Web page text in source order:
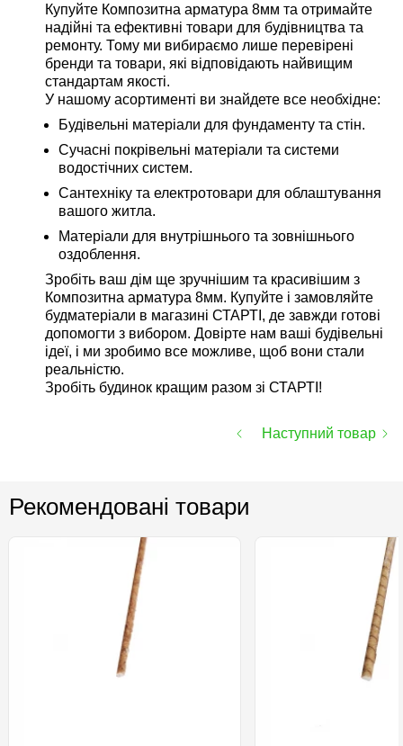
Купуйте Композитна арматура 8мм та отримайте
надійні та ефективні товари для будівництва та
ремонту. Тому ми вибираємо лише перевірені
бренди та товари, які відповідають найвищим
стандартам якості.
У нашому асортименті ви знайдете все необхідне:
Будівельні матеріали для фундаменту та стін.
Сучасні покрівельні матеріали та системи
водостічних систем.
Сантехніку та електротовари для облаштування
вашого житла.
Матеріали для внутрішнього та зовнішнього
оздоблення.
Зробіть ваш дім ще зручнішим та красивішим з
Композитна арматура 8мм. Купуйте і замовляйте
будматеріали в магазині СТАРТІ, де завжди готові
допомогти з вибором. Довірте нам ваші будівельні
ідеї, і ми зробимо все можливе, щоб вони стали
реальністю.
Зробіть будинок кращим разом зі СТАРТІ!
Наступний товар
Рекомендовані товари